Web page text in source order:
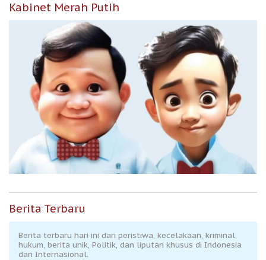
Kabinet Merah Putih
Berita Terbaru
Berita terbaru hari ini dari peristiwa, kecelakaan, kriminal,
hukum, berita unik, Politik, dan liputan khusus di Indonesia
dan Internasional.